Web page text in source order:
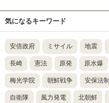
気になるキーワード
安倍政府 ミサイル 地震
長崎 憲法 原発 原水爆
梅光学院 朝鮮戦争 安保法制
自衛隊 風力発電 北朝鮮